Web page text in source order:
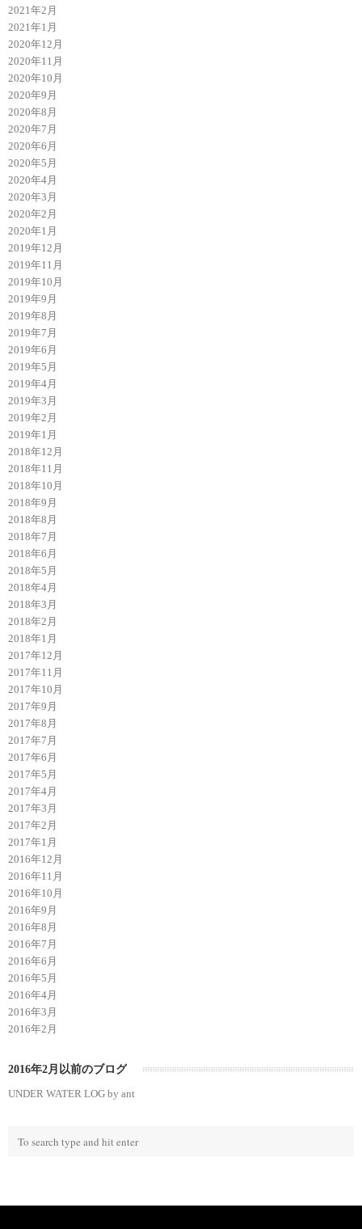
2021年2月
2021年1月
2020年12月
2020年11月
2020年10月
2020年9月
2020年8月
2020年7月
2020年6月
2020年5月
2020年4月
2020年3月
2020年2月
2020年1月
2019年12月
2019年11月
2019年10月
2019年9月
2019年8月
2019年7月
2019年6月
2019年5月
2019年4月
2019年3月
2019年2月
2019年1月
2018年12月
2018年11月
2018年10月
2018年9月
2018年8月
2018年7月
2018年6月
2018年5月
2018年4月
2018年3月
2018年2月
2018年1月
2017年12月
2017年11月
2017年10月
2017年9月
2017年8月
2017年7月
2017年6月
2017年5月
2017年4月
2017年3月
2017年2月
2017年1月
2016年12月
2016年11月
2016年10月
2016年9月
2016年8月
2016年7月
2016年6月
2016年5月
2016年4月
2016年3月
2016年2月
2016年2月以前のブログ
UNDER WATER LOG by ant